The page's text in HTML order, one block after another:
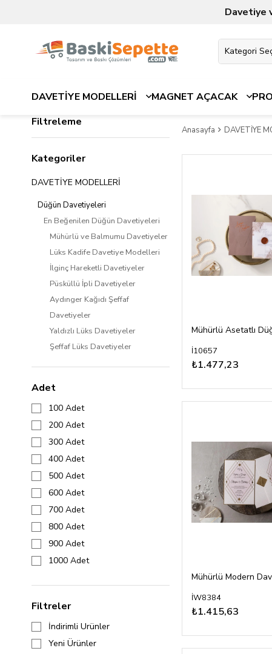
Davetiye
DAVETİYE MODELLERİ MAGNET AÇACAK
Filtreleme
Kategoriler
DAVETİYE MODELLERİ
Düğün Davetiyeleri
En Beğenilen Düğün Davetiyeleri
Mühürlü ve Balmumu Davetiyeler
Lüks Kadife Davetiye Modelleri
İlginç Hareketli Davetiyeler
Püsküllü İpli Davetiyeler
Aydınger Kağıdı Şeffaf
Davetiyeler
Yaldızlı Lüks Davetiyeler
Şeffaf Lüks Davetiyeler
Adet
100 Adet
200 Adet
300 Adet
400 Adet
500 Adet
600 Adet
700 Adet
800 Adet
900 Adet
1000 Adet
Filtreler
İndirimli Ürünler
Yeni Ürünler
Anasayfa DAVETİYE
İ10657
₺1.477,23
İW8384
₺1.415,63